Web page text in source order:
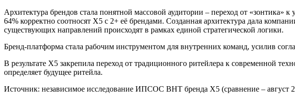
Архитектура брендов стала понятной массовой аудитории – переход от
64% корректно соотносят X5 с 2+ её брендами. Созданная архитектура дала
существующих направлений происходят в рамках единой стратегической логики.
Бренд-платформа стала рабочим инструментом для внутренних команд, усилив
В результате X5 закрепила переход от традиционного ритейлера к современной
определяет будущее ритейла.
Источник: независимое исследование ИПСОС BHT бренда Х5 (сравнение – август